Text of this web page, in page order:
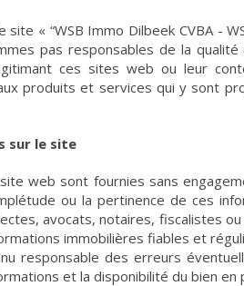
site « “WSB Immo Dilbeek CVBA
pas responsables de la
ces sites web ou leur
produits et services qui y sont
sur le site
web sont fournies sans
ou la pertinence de ces
avocats, notaires, fiscalistes
immobilières fiables et
responsable des erreurs
et la disponibilité du bien en